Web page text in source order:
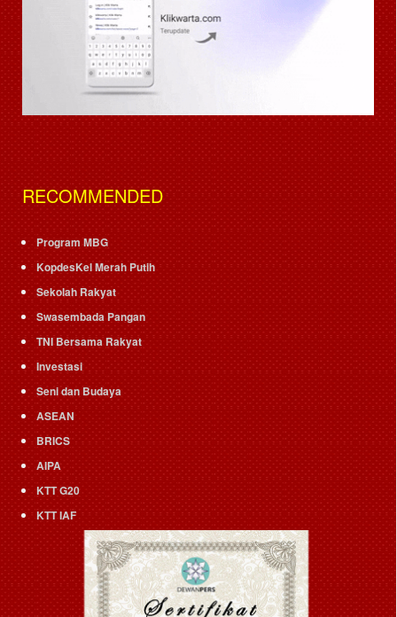
RECOMMENDED
Program MBG
KopdesKel Merah Putih
Sekolah Rakyat
Swasembada Pangan
TNI Bersama Rakyat
Investasi
Seni dan Budaya
ASEAN
BRICS
AIPA
KTT G20
KTT IAF